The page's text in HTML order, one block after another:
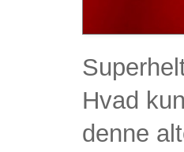
Hvad
denne